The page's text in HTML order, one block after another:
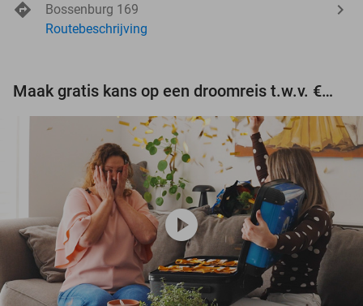
Bossenburg 169
Routebeschrijving
Maak gratis kans op een droomreis t.w.v. €3.000!
play_circle